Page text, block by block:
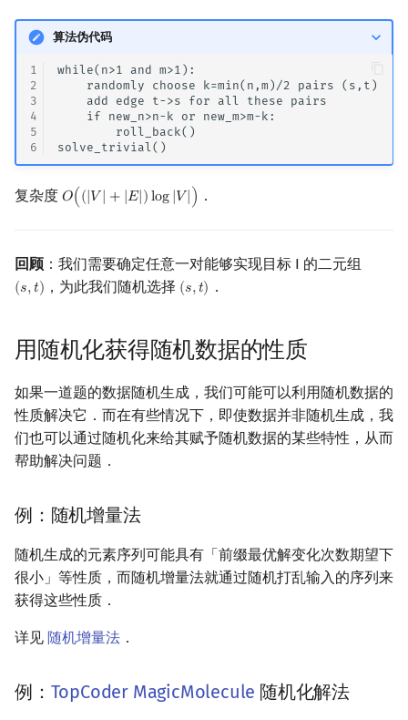
算法伪代码
1
2
3
4
5
6
while(n>1 and m>1):
    randomly choose k=min(n,m)/2 pairs (s,t)
    add edge t->s for all these pairs
    if new_n>n-k or new_m>m-k:
        roll_back()
复杂度 𝑂((|𝑉| + |𝐸|)log|𝑉|)
O(( | V| |E )log |V| ．
回顾 ：我们需要确定任意一对能够实现目标 I 的二元组
(𝑠,𝑡)
(s,t) ，为此我们随机选择 (𝑠,𝑡)
(s,t) ．
用随机化获得随机数据的性质
如果一道题的数据随机生成，我们可能可以利用随机数据的
性质解决它．而在有些情况下，即使数据并非随机生成，我
们也可以通过随机化来给其赋予随机数据的某些特性，从而
帮助解决问题．
例：随机增量法
随机生成的元素序列可能具有「前缀最优解变化次数期望下
很小」等性质，而随机增量法就通过随机打乱输入的序列来
获得这些性质．
详见 随机增量法 ．
例： TopCoder MagicMolecule 随机化解法